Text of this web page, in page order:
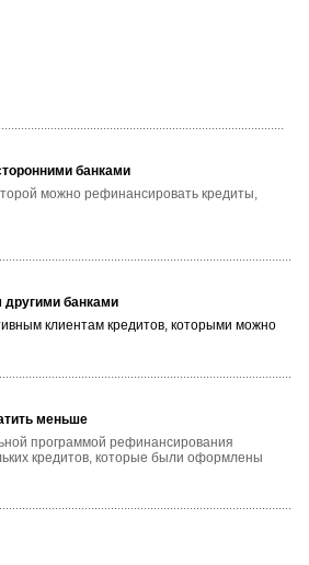
банками
можно рефинансировать кредиты,
другими банками
клиентам кредитов, которыми можно
меньше
программой рефинансирования
кредитов, которые были оформлены